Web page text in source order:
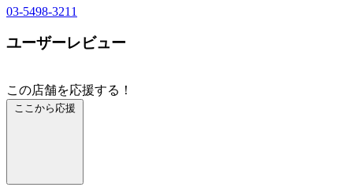
03-5498-3211
ユーザーレビュー
この店舗を応援する！
ここから応援